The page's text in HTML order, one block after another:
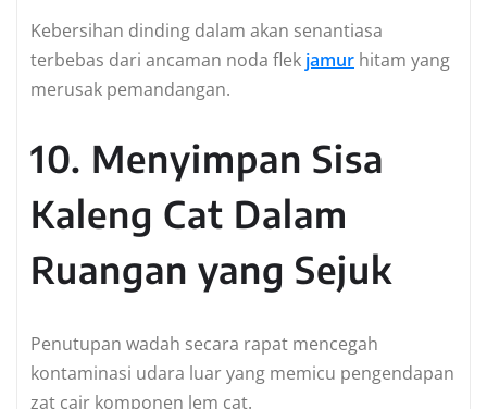
Kebersihan dinding dalam akan senantiasa
terbebas dari ancaman noda flek jamur hitam yang
merusak pemandangan.
10. Menyimpan Sisa
Kaleng Cat Dalam
Ruangan yang Sejuk
Penutupan wadah secara rapat mencegah
kontaminasi udara luar yang memicu pengendapan
zat cair komponen lem cat.